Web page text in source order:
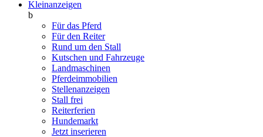
Kleinanzeigen
b
Für das Pferd
Für den Reiter
Rund um den Stall
Kutschen und Fahrzeuge
Landmaschinen
Pferdeimmobilien
Stellenanzeigen
Stall frei
Reiterferien
Hundemarkt
Jetzt inserieren